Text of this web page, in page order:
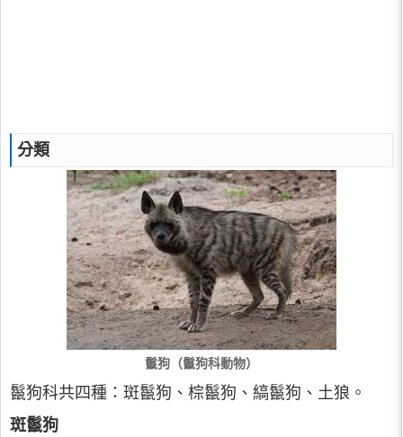
分類
鬣狗（鬣狗科動物）
鬣狗科共四種：斑鬣狗、棕鬣狗、縞鬣狗、土狼。
斑鬣狗